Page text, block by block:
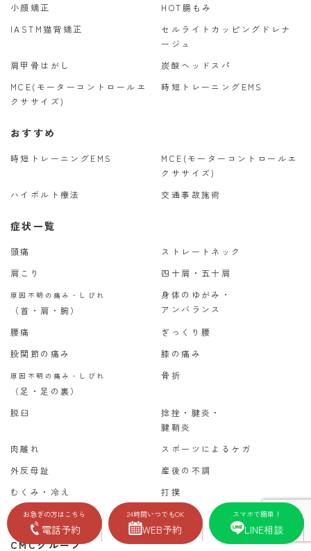
小顔矯正
HOT腸もみ
IASTM猫背矯正
セルライトカッピングドレナ
ージュ
肩甲骨はがし
炭酸ヘッドスパ
MCE(モーターコントロールエ
クササイズ)
時短トレーニングEMS
おすすめ
時短トレーニングEMS
MCE(モーターコントロールエ
クササイズ)
ハイボルト療法
交通事故施術
症状一覧
頭痛
ストレートネック
肩こり
四十肩・五十肩
原因不明の痛み・しびれ
（首・肩・腕）
身体のゆがみ・
アンバランス
腰痛
ぎっくり腰
股関節の痛み
膝の痛み
原因不明の痛み・しびれ
（足・足の裏）
骨折
脱臼
捻挫・腱炎・
腱鞘炎
肉離れ
スポーツによるケガ
外反母趾
産後の不調
むくみ・冷え
打撲
更年期障害
CMCグループ
お急ぎの方はこちら
電話予約
24時間いつでもOK
WEB予約
スマホで簡単！
LINE相談